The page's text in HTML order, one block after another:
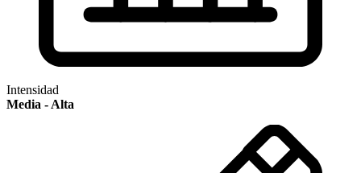
Intensidad
Media - Alta